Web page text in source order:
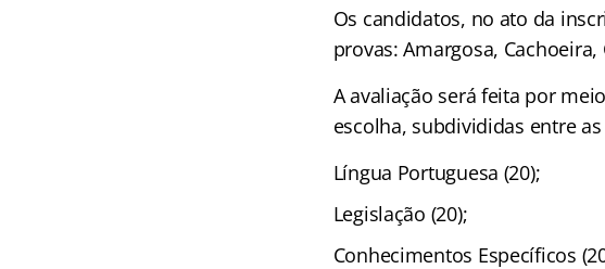
Os candidatos, no ato da
provas: Amargosa,
A avaliação será feita por
escolha, subdivididas entre
Língua Portuguesa (20);
Legislação (20);
Conhecimentos Específicos